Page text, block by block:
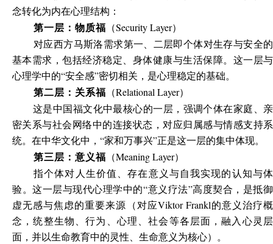
念转化为内在心理结构：
第一层：物质福
（Security Layer）
对应西方马斯洛需求第一、二层即个体对生存与安全的
基本需求，包括经济稳定、身体健康与生活保障。这一层与
心理学中的“安全感”密切相关，是心理稳定的基础。
第二层：关系福
（Relational Layer）
这是中国福文化中最核心的一层，强调个体在家庭、亲
密关系与社会网络中的连接状态，对应归属感与情感支持系
统。在中华文化中，“家和万事兴”正是这一层的集中体现。
第三层：意义福
（Meaning Layer）
指个体对人生价值、存在意义与自我实现的认知与体
验。这一层与现代心理学中的“意义疗法”高度契合，是抵御
虚无感与焦虑的重要来源（对应Viktor Frankl的意义治疗概
念，统整生物、行为、心理、社会等各层面，融入心灵层
面，并以生命教育中的灵性、生命意义为核心）。